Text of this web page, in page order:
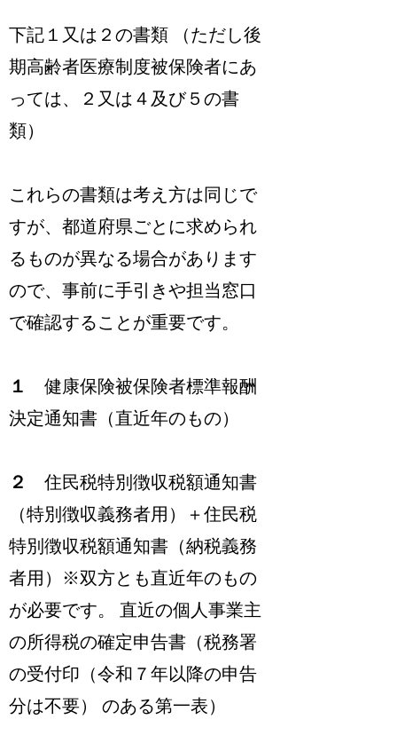
下記１又は２の書類 （ただし後
期高齢者医療制度被保険者にあ
っては、２又は４及び５の書
類）
これらの書類は考え方は同じで
すが、都道府県ごとに求められ
るものが異なる場合があります
ので、事前に手引きや担当窓口
で確認することが重要です。
１健康保険被保険者標準報酬
決定通知書（直近年のもの）
２住民税特別徴収税額通知書
（特別徴収義務者用）＋住民税
特別徴収税額通知書（納税義務
者用）※双方とも直近年のもの
が必要です。 直近の個人事業主
の所得税の確定申告書（税務署
の受付印（令和７年以降の申告
分は不要） のある第一表）